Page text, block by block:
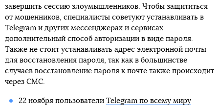
завершить сессию злоумышленников. Чтобы защититься
от мошенников, специалисты советуют устанавливать в
Telegram и других мессенджерах и сервисах
дополнительный способ авторизации в виде пароля.
Также не стоит устанавливать адрес электронной почты
для восстановления пароля, так как в большинстве
случаев восстановление пароля к почте также происходит
через СМС.
22 ноября пользователи Telegram по всему миру